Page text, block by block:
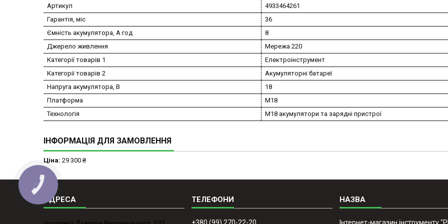
Артикул
4933464261
Гарантія, міс
36
Ємність акумулятора, А·год
8
Джерело живлення
Мережа 220
Категорії товарів 1
Електроінструмент
Категорії товарів 2
Акумуляторні батареї
Напруга акумулятора, В
18
Платформа
M18
Технологія
M18 акумулятори та зарядні пристрої
ІНФОРМАЦІЯ ДЛЯ ЗАМОВЛЕННЯ
Ціна: 29 300 ₴
КНОПКА
ЗВ'ЯЗКУ